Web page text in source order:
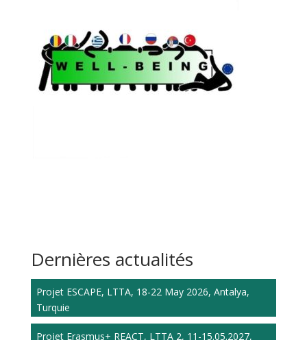
Dernières actualités
Projet ESCAPE, LTTA, 18-22 May 2026, Antalya,
Turquie
Projet Erasmus+ REACT, LTTA 2, 11-15.05.2027,